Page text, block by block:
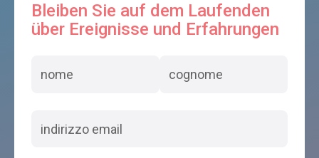
Bleiben Sie auf dem Laufenden
über Ereignisse und Erfahrungen